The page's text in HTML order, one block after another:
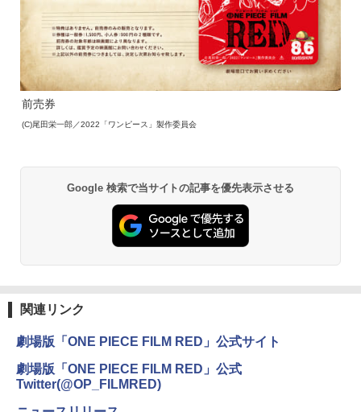
前売券
(C)尾田栄一郎／2022「ワンピース」製作委員会
Google 検索で当サイトの記事を優先表示させる
関連リンク
劇場版「ONE PIECE FILM RED」公式サイト
劇場版「ONE PIECE FILM RED」公式
Twitter(@OP_FILMRED)